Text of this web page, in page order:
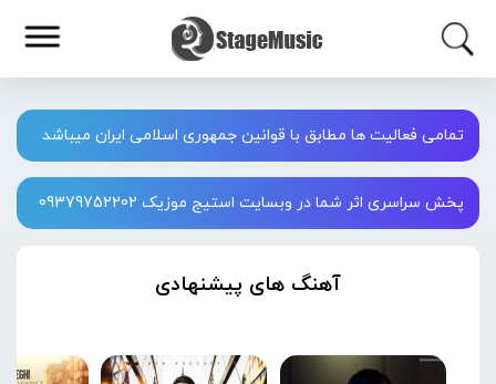
تمامی فعالیت ها مطابق با قوانین جمهوری اسلامی ایران میباشد
پخش سراسری اثر شما در وبسایت استیج موزیک 09379752202
آهنگ های پیشنهادی